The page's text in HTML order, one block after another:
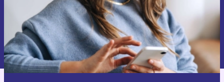
S'inscrire
Retrouvez les informations sur l'utilisation des données personnelles
dans notre
politique de confidentialité.